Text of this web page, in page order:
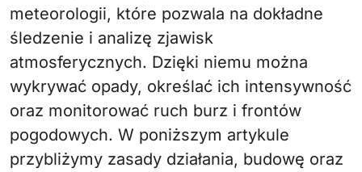
meteorologii, które pozwala na dokładne
śledzenie i analizę zjawisk
atmosferycznych. Dzięki niemu można
wykrywać opady, określać ich intensywność
oraz monitorować ruch burz i frontów
pogodowych. W poniższym artykule
przybliżymy zasady działania, budowę oraz